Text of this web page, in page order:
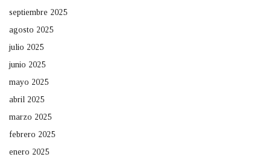
septiembre 2025
agosto 2025
julio 2025
junio 2025
mayo 2025
abril 2025
marzo 2025
febrero 2025
enero 2025